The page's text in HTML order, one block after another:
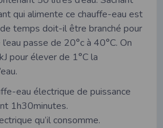
qui alimente ce chauffe-eau est
temps doit-il être branché pour
passe de 20°c à 40°C. On
pour élever de 1°C la
eau électrique de puissance
1h30minutes.
qu’il consomme.